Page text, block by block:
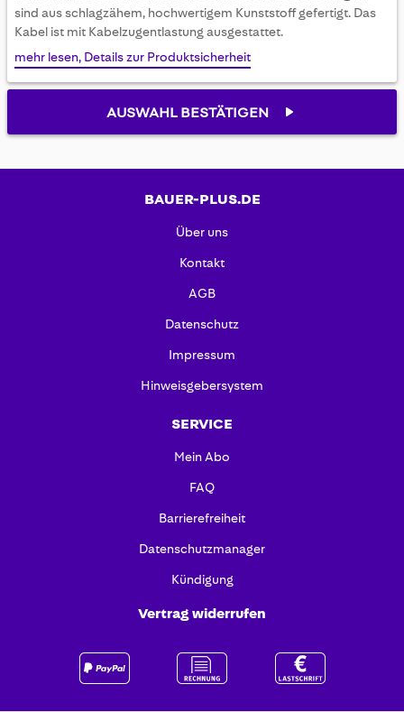
sind aus schlagzähem, hochwertigem Kunststoff gefertigt. Das
Kabel ist mit Kabelzugentlastung ausgestattet.
mehr lesen, Details zur Produktsicherheit
AUSWAHL BESTÄTIGEN
BAUER-PLUS.DE
Über uns
Kontakt
AGB
Datenschutz
Impressum
Hinweisgebersystem
SERVICE
Mein Abo
FAQ
Barrierefreiheit
Datenschutzmanager
Kündigung
Vertrag widerrufen